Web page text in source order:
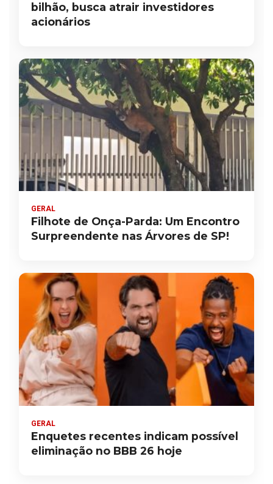
bilhão, busca atrair investidores
acionários
GERAL
Filhote de Onça-Parda: Um Encontro
Surpreendente nas Árvores de SP!
GERAL
Enquetes recentes indicam possível
eliminação no BBB 26 hoje